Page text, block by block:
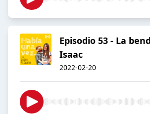
Episodio 53 - La
Isaac
2022-02-20